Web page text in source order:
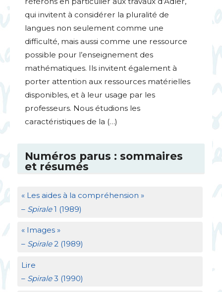
qui invitent à considérer la pluralité de
langues non seulement comme une
difficulté, mais aussi comme une ressource
possible pour l’enseignement des
mathématiques. Ils invitent également à
porter attention aux ressources matérielles
disponibles, et à leur usage par les
professeurs. Nous étudions les
caractéristiques de la (…)
Numéros parus : sommaires
et résumés
« Les aides à la compréhension »
– Spirale1 (1989)
« Images »
– Spirale2 (1989)
Lire
– Spirale3 (1990)